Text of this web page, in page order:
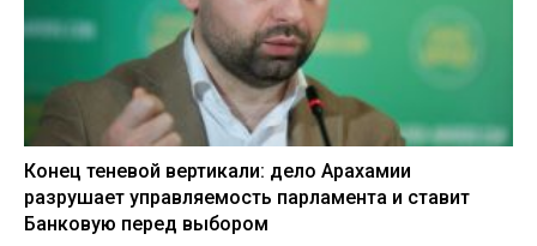
Конец теневой вертикали: дело Арахамии
разрушает управляемость парламента и ставит
Банковую перед выбором